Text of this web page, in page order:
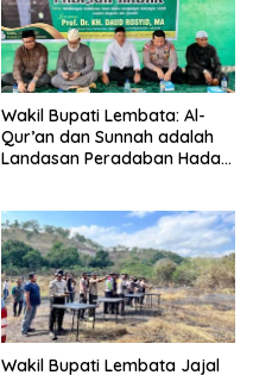
Wakil Bupati Lembata: Al-
Qur’an dan Sunnah adalah
Landasan Peradaban Hadapi
Wakil Bupati Lembata Jajal